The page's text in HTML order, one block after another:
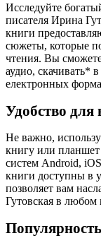
Исследуйте
писателя Ирина
книги
сюжеты, которые
чтения. Вы
аудио, скачивать*
електронных
Удобство для
Не важно,
книгу или
систем Android,
книги доступны в
позволяет вам
Гутовская в любом